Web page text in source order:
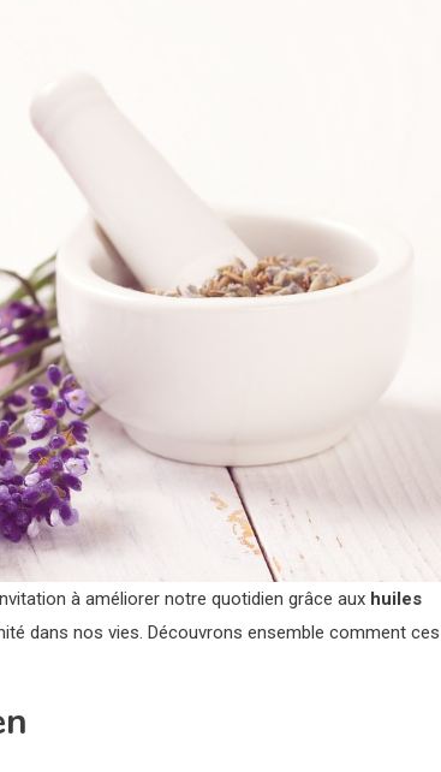
à améliorer notre quotidien grâce aux huiles
dans nos vies. Découvrons ensemble comment ces